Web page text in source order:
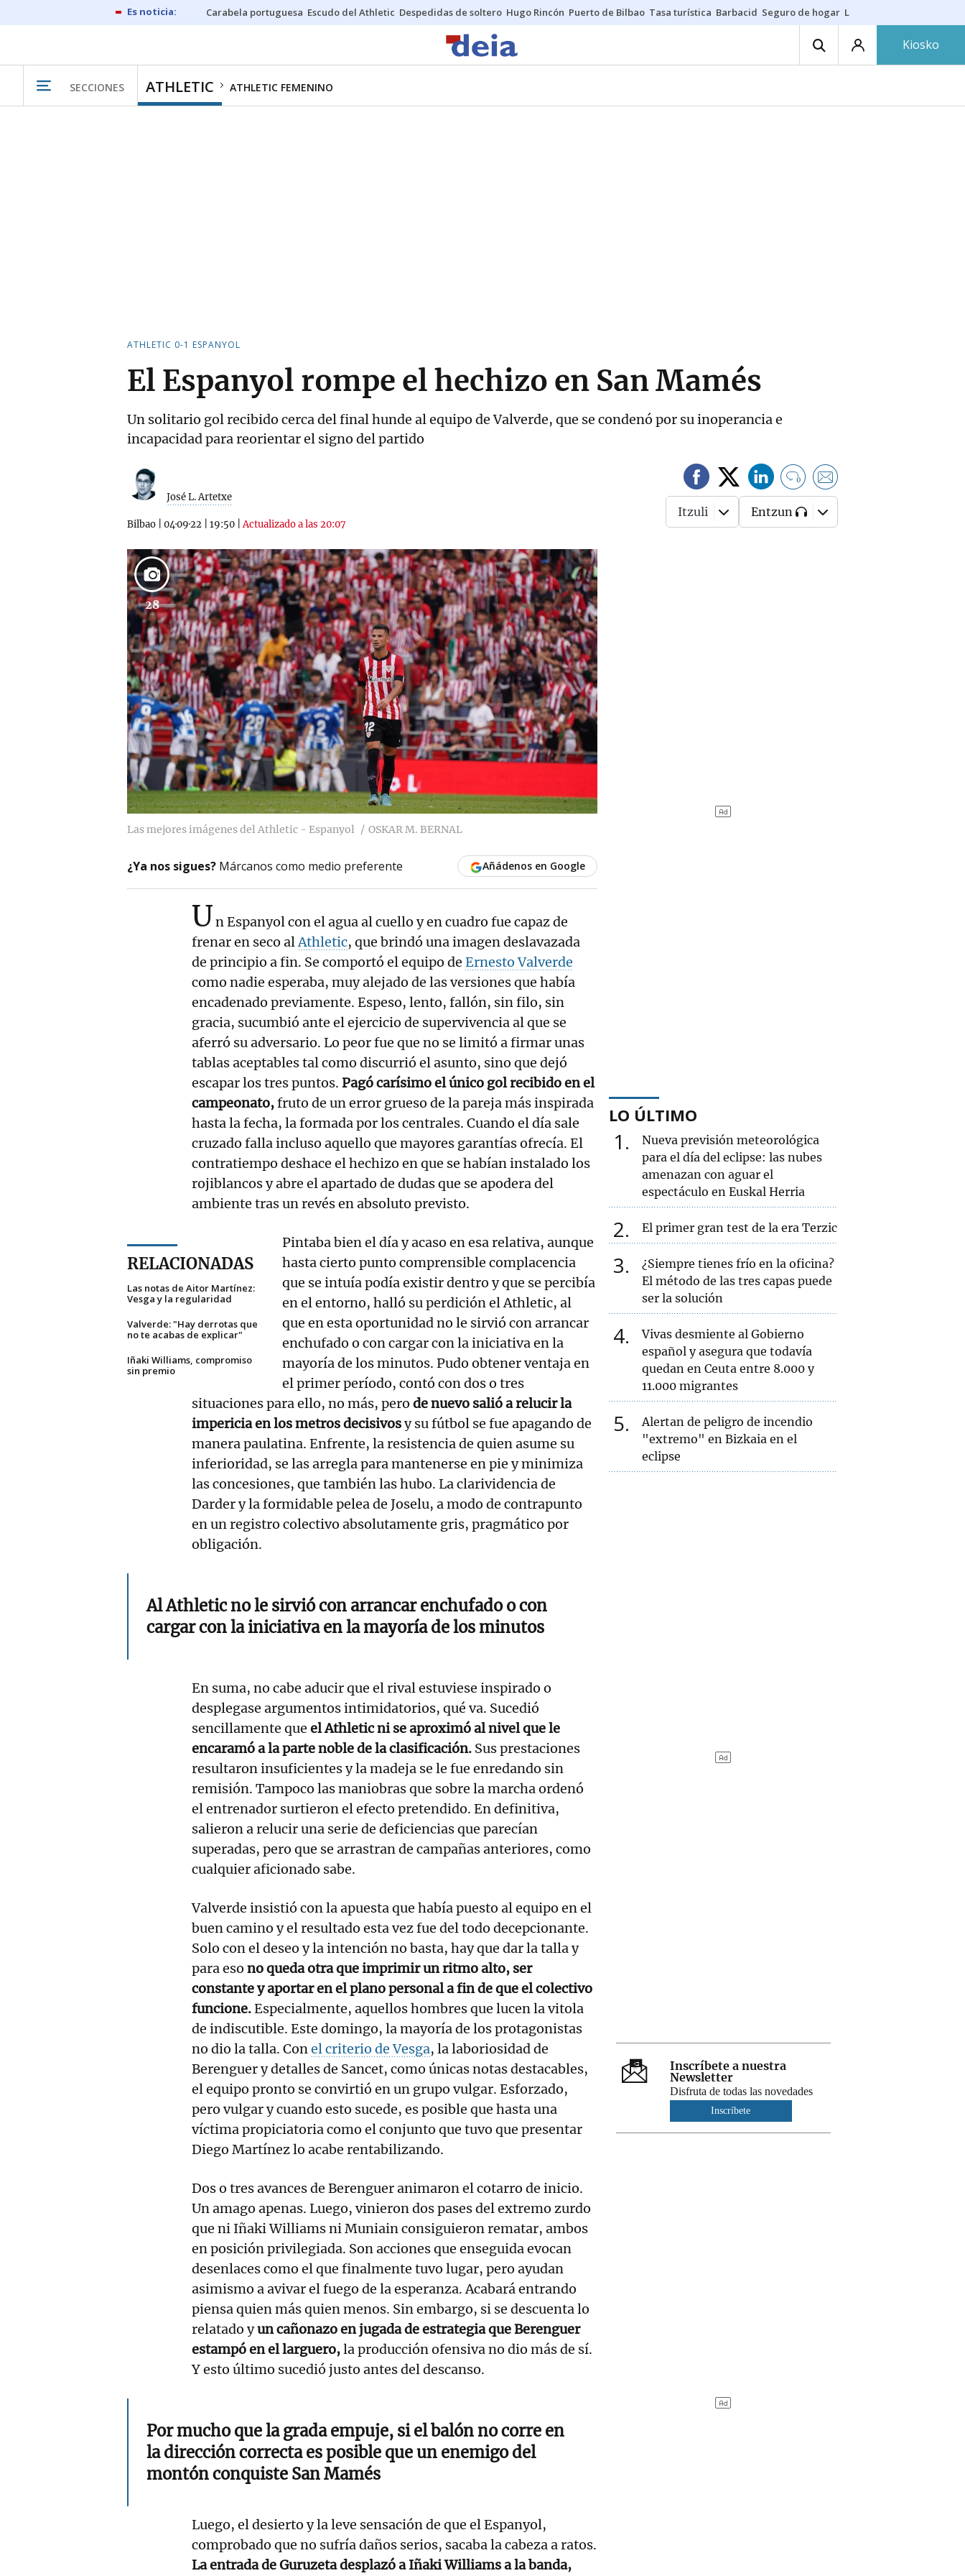
Carabela portuguesa Escudo del Athletic Despedidas de soltero Hugo Rincón Puerto de Bilbao Tasa turística Barbacid Seguro de hogar Lío Athletic-Osasuna
Kiosko
SECCIONES ATHLETIC ATHLETIC FEMENINO
ATHLETIC 0-1 ESPANYOL
El Espanyol rompe el hechizo en San Mamés
Un solitario gol recibido cerca del final hunde al equipo de Valverde, que se condenó por su inoperancia e
incapacidad para reorientar el signo del partido
José L. Artetxe
Bilbao 04·09·22 19:50 |Actualizado a las 20:07
0
Itzuli Entzun
28
Las mejores imágenes del Athletic - Espanyol OSKAR M. BERNAL
¿Ya nos sigues? Márcanos como medio preferente Añádenos en Google
Un Espanyol con el agua al cuello y en cuadro fue capaz de
frenar en seco alAthletic, que brindó una imagen deslavazada
de principio a fin. Se comportó el equipo de Ernesto Valverde
como nadie esperaba, muy alejado de las versiones que había
encadenado previamente. Espeso, lento, fallón, sin filo, sin
gracia, sucumbió ante el ejercicio de supervivencia al que se
aferró su adversario. Lo peor fue que no se limitó a firmar unas
tablas aceptables tal como discurrió el asunto, sino que dejó
escapar los tres puntos. Pagó carísimo el único gol recibido en el
campeonato,fruto de un error grueso de la pareja más inspirada
hasta la fecha, la formada por los centrales. Cuando el día sale
cruzado falla incluso aquello que mayores garantías ofrecía. El
contratiempo deshace el hechizo en que se habían instalado los
rojiblancos y abre el apartado de dudas que se apodera del
ambiente tras un revés en absoluto previsto.
RELACIONADAS
Las notas de Aitor Martínez:
Vesga y la regularidad
Valverde: "Hay derrotas que
no te acabas de explicar"
Iñaki Williams, compromiso
sin premio
Pintaba bien el día y acaso en esa relativa, aunque
hasta cierto punto comprensible complacencia
que se intuía podía existir dentro y que se percibía
en el entorno, halló su perdición el Athletic, al
que en esta oportunidad no le sirvió con arrancar
enchufado o con cargar con la iniciativa en la
mayoría de los minutos. Pudo obtener ventaja en
el primer período, contó con dos o tres
situaciones para ello, no más, pero de nuevo salió a relucir la
impericia en los metros decisivosy su fútbol se fue apagando de
manera paulatina. Enfrente, la resistencia de quien asume su
inferioridad, se las arregla para mantenerse en pie y minimiza
las concesiones, que también las hubo. La clarividencia de
Darder y la formidable pelea de Joselu, a modo de contrapunto
en un registro colectivo absolutamente gris, pragmático por
obligación.
Al Athletic no le sirvió con arrancar enchufado o con
cargar con la iniciativa en la mayoría de los minutos
En suma, no cabe aducir que el rival estuviese inspirado o
desplegase argumentos intimidatorios, qué va. Sucedió
sencillamente que el Athletic ni se aproximó al nivel que le
encaramó a la parte noble de la clasificación. Sus prestaciones
resultaron insuficientes y la madeja se le fue enredando sin
remisión. Tampoco las maniobras que sobre la marcha ordenó
el entrenador surtieron el efecto pretendido. En definitiva,
salieron a relucir una serie de deficiencias que parecían
superadas, pero que se arrastran de campañas anteriores, como
cualquier aficionado sabe.
Valverde insistió con la apuesta que había puesto al equipo en el
buen camino y el resultado esta vez fue del todo decepcionante.
Solo con el deseo y la intención no basta, hay que dar la talla y
para eso no queda otra que imprimir un ritmo alto, ser
constante y aportar en el plano personal a fin de que el colectivo
funcione.Especialmente, aquellos hombres que lucen la vitola
de indiscutible. Este domingo, la mayoría de los protagonistas
no dio la talla. Conel criterio de Vesga, la laboriosidad de
Berenguer y detalles de Sancet, como únicas notas destacables,
el equipo pronto se convirtió en un grupo vulgar. Esforzado,
pero vulgar y cuando esto sucede, es posible que hasta una
víctima propiciatoria como el conjunto que tuvo que presentar
Diego Martínez lo acabe rentabilizando.
Dos o tres avances de Berenguer animaron el cotarro de inicio.
Un amago apenas. Luego, vinieron dos pases del extremo zurdo
que ni Iñaki Williams ni Muniain consiguieron rematar, ambos
en posición privilegiada. Son acciones que enseguida evocan
desenlaces como el que finalmente tuvo lugar, pero ayudan
asimismo a avivar el fuego de la esperanza. Acabará entrando
piensa quien más quien menos. Sin embargo, si se descuenta lo
relatado yun cañonazo en jugada de estrategia que Berenguer
estampó en el larguero,la producción ofensiva no dio más de sí.
Y esto último sucedió justo antes del descanso.
Por mucho que la grada empuje, si el balón no corre en
la dirección correcta es posible que un enemigo del
montón conquiste San Mamés
Luego, el desierto y la leve sensación de que el Espanyol,
comprobado que no sufría daños serios, sacaba la cabeza a ratos.
La entrada de Guruzeta desplazó a Iñaki Williams a la banda,
LO ÚLTIMO
1
Nueva previsión meteorológica
para el día del eclipse: las nubes
amenazan con aguar el
espectáculo en Euskal Herria
2 El primer gran test de la era Terzic
3
¿Siempre tienes frío en la oficina?
El método de las tres capas puede
ser la solución
4
Vivas desmiente al Gobierno
español y asegura que todavía
quedan en Ceuta entre 8.000 y
11.000 migrantes
5
Alertan de peligro de incendio
"extremo" en Bizkaia en el
eclipse
Inscríbete a nuestra
Newsletter
Disfruta de todas las novedades
Inscríbete